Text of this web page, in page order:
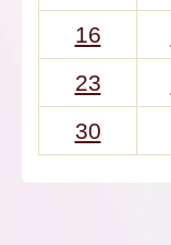
16
23
30